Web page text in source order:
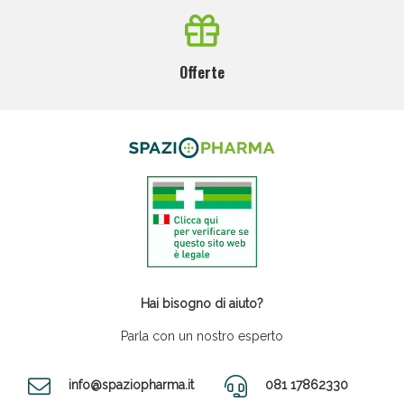
Offerte
Hai bisogno di aiuto?
Parla con un nostro esperto
info@spaziopharma.it 081 17862330